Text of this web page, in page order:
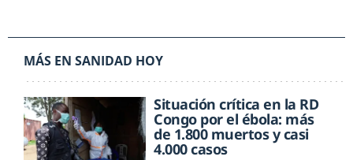
MÁS EN SANIDAD HOY
Situación crítica en la RD
Congo por el ébola: más
de 1.800 muertos y casi
4.000 casos